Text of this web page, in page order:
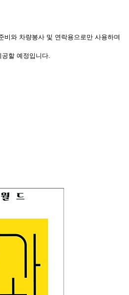
비와 차량봉사 및 연락용으로만 사용하며
할 예정입니다